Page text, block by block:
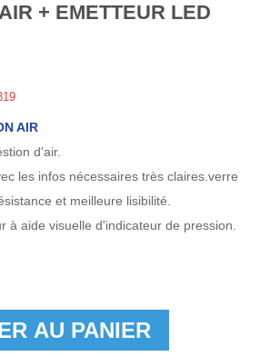
+ EMETTEUR LED
AIR
d'air.
les infos nécessaires très claires.verre
et meilleure lisibilité.
à aide visuelle d'indicateur de pression.
AU PANIER